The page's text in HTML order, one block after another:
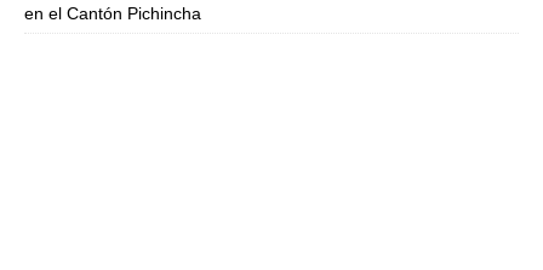
en el Cantón Pichincha